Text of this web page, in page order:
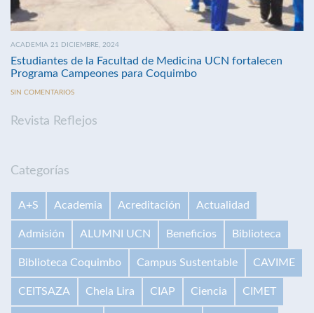
ACADEMIA 21 DICIEMBRE, 2024
Estudiantes de la Facultad de Medicina UCN fortalecen
Programa Campeones para Coquimbo
SIN COMENTARIOS
Revista Reflejos
Categorías
A+S Academia Acreditación Actualidad
Admisión ALUMNI UCN Beneficios Biblioteca
Biblioteca Coquimbo Campus Sustentable CAVIME
CEITSAZA Chela Lira CIAP Ciencia CIMET